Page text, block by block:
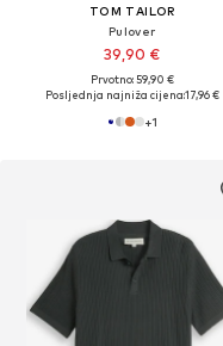
TOM TAILOR
Pulover
39,90 €
Prvotno: 59,90 €
Posljednja najniža cijena:17,96 €
+1